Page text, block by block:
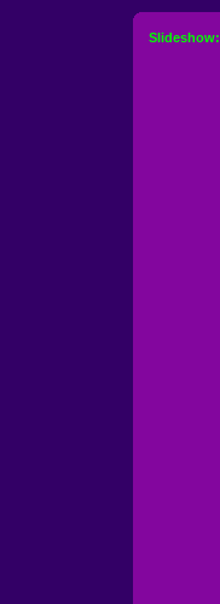
Slideshow: